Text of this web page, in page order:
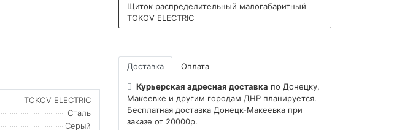
Щиток распределительный малогабаритный
TOKOV ELECTRIC
Доставка Оплата
Курьерская адресная доставка по Донецку,
Макеевке и другим городам ДНР планируется.
Бесплатная доставка Донецк-Макеевка при
заказе от 20000р.
TOKOV ELECTRIC
Сталь
Серый